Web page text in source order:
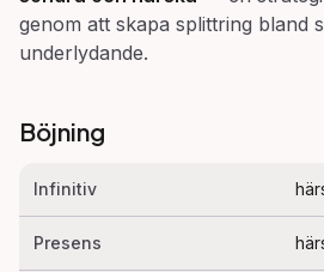
genom att skapa splittring bland
underlydande.
Böjning
Infinitiv
Presens